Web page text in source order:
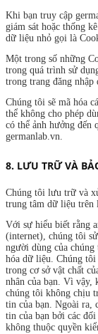
Khi bạn truy cập
giám sát hoặc thống
dữ liệu nhỏ gọi là
Một trong số những
trong quá trình sử
trong trang đăng
Chúng tôi sẽ mã hóa
thể không cho phép
có thể ảnh hưởng đến
germanlab.vn.
8. LƯU TRỮ VÀ
Chúng tôi lưu trữ và
trung tâm dữ liệu trên
Với sự hiểu biết rằng
(internet), chúng tôi
người dùng của
hóa dữ liệu. Chúng tôi
trong cơ sở vật chất
nhân của bạn. Vì vậy,
chúng tôi không chịu
tin của bạn. Ngoài ra,
tin của bạn bởi các
không thuộc quyền